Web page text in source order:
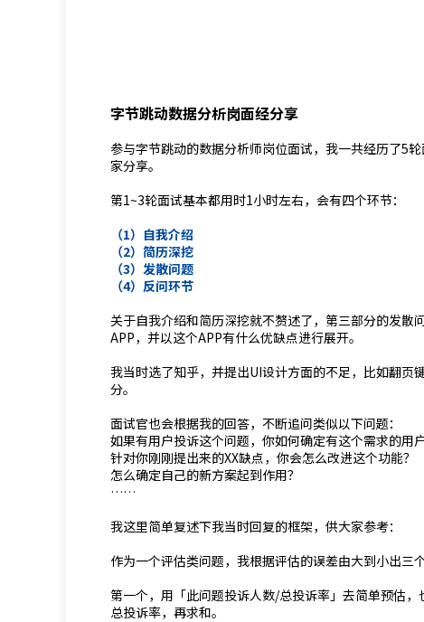
字节跳动数据分析岗面经分享
参与字节跳动的数据分析师岗位面试，我一共经历了5
家分享。
第1~3轮面试基本都用时1小时左右，会有四个环节：
（1）自我介绍
（2）简历深挖
（3）发散问题
（4）反问环节
关于自我介绍和简历深挖就不赘述了，第三部分的发
APP，并以这个APP有什么优缺点进行展开。
我当时选了知乎，并提出UI设计方面的不足，比如翻页
分。
面试官也会根据我的回答，不断追问类似以下问题：
如果有用户投诉这个问题，你如何确定有这个需求的用
针对你刚刚提出来的XX缺点，你会怎么改进这个功能？
怎么确定自己的新方案起到作用？
……
我这里简单复述下我当时回复的框架，供大家参考：
作为一个评估类问题，我根据评估的误差由大到小出三个
第一个，用「此问题投诉人数/总投诉率」去简单预估
总投诉率，再求和。